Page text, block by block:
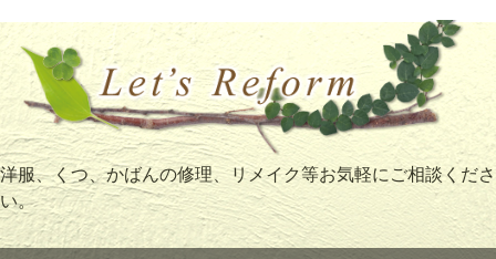
洋服、くつ、かばんの修理、リメイク等お気軽にご相談くださ
い。